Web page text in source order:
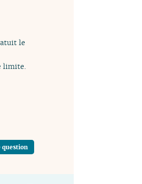
le
limite.
question